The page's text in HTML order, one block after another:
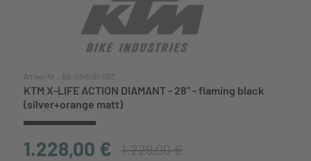
Artikel-Nr.: BA-0045161-003
KTM X-LIFE ACTION DIAMANT - 28" - flaming black
(silver+orange matt)
1.228,00 € 1.229,00 €